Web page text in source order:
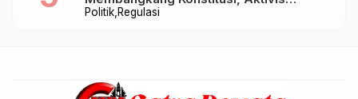
Politik Regulasi
Tegaskan Polri Tak Punya Sejarah